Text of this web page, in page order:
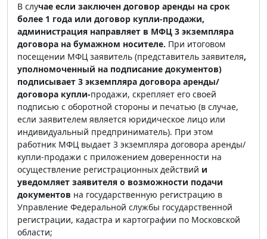
В случае если заключен договор аренды на срок
более 1 года или договор купли-продажи,
администрация направляет в МФЦ 3 экземпляра
договора на бумажном носителе. При итоговом
посещении МФЦ заявитель (представитель заявителя,
уполномоченный на подписание документов)
подписывает 3 экземпляра договора аренды/
договора купли-продажи, скрепляет его своей
подписью с оборотной стороны и печатью (в случае,
если заявителем является юридическое лицо или
индивидуальный предприниматель). При этом
работник МФЦ выдает 3 экземпляра договора аренды/
купли-продажи с приложением доверенности на
осуществление регистрационных действий и
уведомляет заявителя о возможности подачи
документов на государственную регистрацию в
Управление Федеральной службы государственной
регистрации, кадастра и картографии по Московской
области;